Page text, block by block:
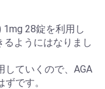
28錠を利用し
るようにはなりまし
していくので、AGA
です。